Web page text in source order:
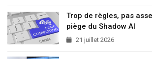
Trop de règles, pas
piège du Shadow AI
21 juillet 2026